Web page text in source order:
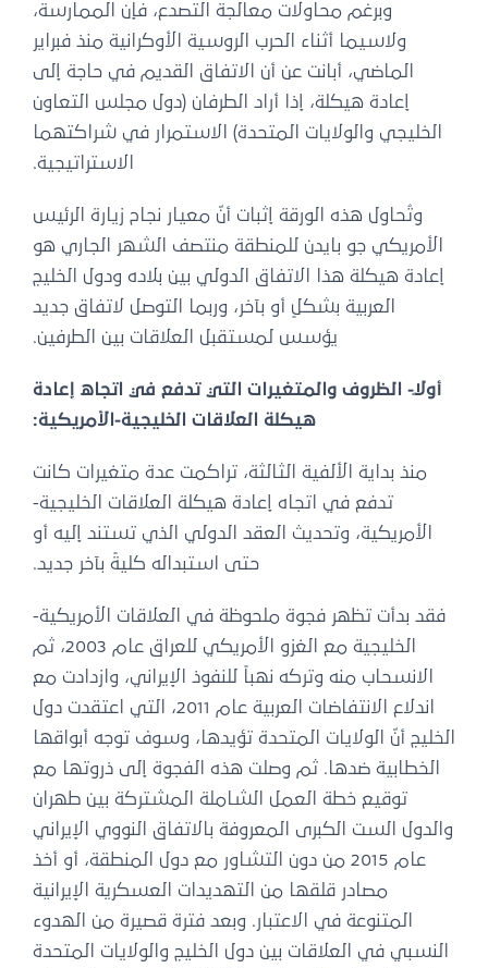
وبرغم محاولات معالجة التصدع، فإن الممارسة،
ولاسيما أثناء الحرب الروسية الأوكرانية منذ فبراير
الماضي، أبانت عن أن الاتفاق القديم في حاجة إلى
إعادة هيكلة، إذا أراد الطرفان (دول مجلس التعاون
الخليجي والولايات المتحدة) الاستمرار في شراكتهما
الاستراتيجية.
وتُحاول هذه الورقة إثبات أنّ معيار نجاح زيارة الرئيس
الأمريكي جو بايدن للمنطقة منتصف الشهر الجاري هو
إعادة هيكلة هذا الاتفاق الدولي بين بلاده ودول الخليج
العربية بشكلٍ أو بآخر، وربما التوصل لاتفاق جديد
يؤسس لمستقبل العلاقات بين الطرفين.
أولاً- الظروف والمتغيرات التي تدفع في اتجاه إعادة
هيكلة العلاقات الخليجية-الأمريكية:
منذ بداية الألفية الثالثة، تراكمت عدة متغيرات كانت
تدفع في اتجاه إعادة هيكلة العلاقات الخليجية-
الأمريكية، وتحديث العقد الدولي الذي تستند إليه أو
حتى استبداله كليةً بآخر جديد.
فقد بدأت تظهر فجوة ملحوظة في العلاقات الأمريكية-
الخليجية مع الغزو الأمريكي للعراق عام 2003، ثم
الانسحاب منه وتركه نهباً للنفوذ الإيراني، وازدادت مع
اندلاع الانتفاضات العربية عام 2011، التي اعتقدت دول
الخليج أنّ الولايات المتحدة تؤيدها، وسوف توجه أبواقها
الخطابية ضدها. ثم وصلت هذه الفجوة إلى ذروتها مع
توقيع خطة العمل الشاملة المشتركة بين طهران
والدول الست الكبرى المعروفة بالاتفاق النووي الإيراني
عام 2015 من دون التشاور مع دول المنطقة، أو أخذ
مصادر قلقها من التهديدات العسكرية الإيرانية
المتنوعة في الاعتبار. وبعد فترة قصيرة من الهدوء
النسبي في العلاقات بين دول الخليج والولايات المتحدة